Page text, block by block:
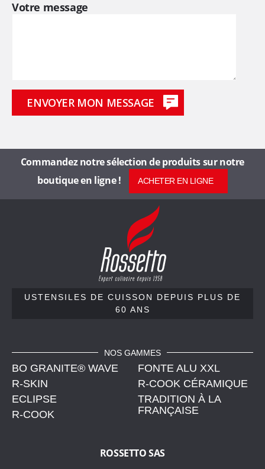
a
s
Votre message
Commandez notre sélection de produits sur notre
boutique en ligne !
ACHETER EN LIGNE
s
e
t
t
t
e
USTENSILES DE CUISSON
DEPUIS PLUS DE
60 ANS
NOS GAMMES
BO GRANITE® WAVE
R-SKIN
ECLIPSE
R-COOK
FONTE ALU XXL
R-COOK CÉRAMIQUE
TRADITION À LA
FRANÇAISE
ROSSETTO SAS